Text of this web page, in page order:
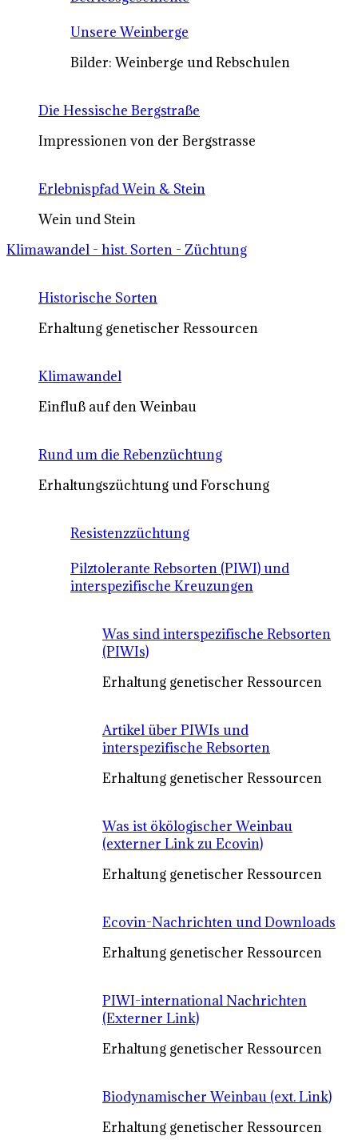
Unsere Weinberge
Bilder: Weinberge und Rebschulen
Die Hessische Bergstraße
Impressionen von der Bergstrasse
Erlebnispfad Wein & Stein
Wein und Stein
Klimawandel - hist. Sorten - Züchtung
Historische Sorten
Erhaltung genetischer Ressourcen
Klimawandel
Einfluß auf den Weinbau
Rund um die Rebenzüchtung
Erhaltungszüchtung und Forschung
Resistenzzüchtung
Pilztolerante Rebsorten (PIWI) und
interspezifische Kreuzungen
Was sind interspezifische Rebsorten
(PIWIs)
Erhaltung genetischer Ressourcen
Artikel über PIWIs und
interspezifische Rebsorten
Erhaltung genetischer Ressourcen
Was ist ökölogischer Weinbau
(externer Link zu Ecovin)
Erhaltung genetischer Ressourcen
Ecovin-Nachrichten und Downloads
Erhaltung genetischer Ressourcen
PIWI-international Nachrichten
(Externer Link)
Erhaltung genetischer Ressourcen
Biodynamischer Weinbau (ext. Link)
Erhaltung genetischer Ressourcen